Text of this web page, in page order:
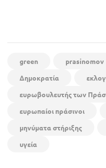
green prasinomov
Δημοκρατία
ευρωβουλευτής των
ευρωπαίοι πράσινοι
μηνύματα στήριξης
υγεία